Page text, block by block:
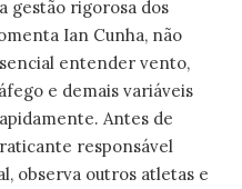
gestão rigorosa dos
Ian Cunha, não
entender vento,
e demais variáveis
Antes de
responsável
observa outros atletas e